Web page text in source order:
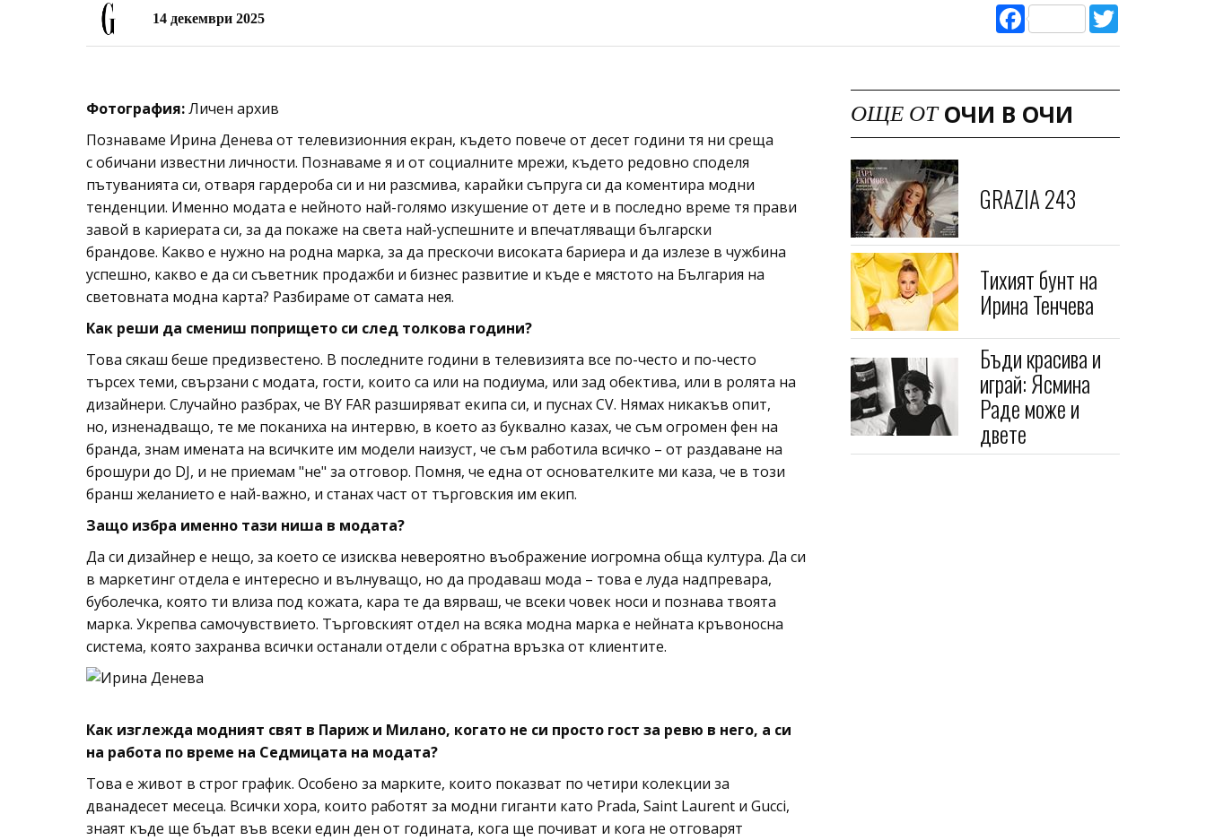
14 декември 2025 Facebook
Фотография:Личен архив
Познаваме Ирина Денева от телевизионния екран, където повече от десет години тя ни среща
с обичани известни личности. Познаваме я и от социалните мрежи, където редовно споделя
пътуванията си, отваря гардероба си и ни разсмива, карайки съпруга си да коментира модни
тенденции. Именно модата е нейното най-голямо изкушение от дете и в последно време тя прави
завой в кариерата си, за да покаже на света най-успешните и впечатляващи български
брандове. Какво е нужно на родна марка, за да прескочи високата бариера и да излезе в чужбина
успешно, какво е да си съветник продажби и бизнес развитие и къде е мястото на България на
световната модна карта? Разбираме от самата нея.
Как реши да смениш попрището си след толкова години?
Това сякаш беше предизвестено. В последните години в телевизията все по-често и по-често
търсех теми, свързани с модата, гости, които са или на подиума, или зад обектива, или в ролята на
дизайнери. Случайно разбрах, че BY FAR разширяват екипа си, и пуснах CV. Нямах никакъв опит,
но, изненадващо, те ме поканиха на интервю, в което аз буквално казах, че съм огромен фен на
бранда, знам имената на всичките им модели наизуст, че съм работила всичко – от раздаване на
брошури до DJ, и не приемам "не" за отговор. Помня, че една от основателките ми каза, че в този
бранш желанието е най-важно, и станах част от търговския им екип.
Защо избра именно тази ниша в модата?
Да си дизайнер е нещо, за което се изисква невероятно въображение иогромна обща култура. Да си
в маркетинг отдела е интересно и вълнуващо, но да продаваш мода – това е луда надпревара,
буболечка, която ти влиза под кожата, кара те да вярваш, че всеки човек носи и познава твоята
марка. Укрепва самочувствието. Търговският отдел на всяка модна марка е нейната кръвоносна
система, която захранва всички останали отдели с обратна връзка от клиентите.
Как изглежда модният свят в Париж и Милано, когато не си просто гост за ревю в него, а си
на работа по време на Седмицата на модата?
Това е живот в строг график. Особено за марките, които показват по четири колекции за
дванадесет месеца. Всички хора, които работят за модни гиганти като Prada, Saint Laurent и Gucci,
знаят къде ще бъдат във всеки един ден от годината, кога ще почиват и кога не отговарят
ОЩЕ ОТ ОЧИ В ОЧИ
GRAZIA 243
Тихият бунт на
Ирина Тенчева
Бъди красива и
играй: Ясмина
Раде може и
двете